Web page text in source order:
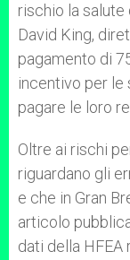
rischio la salute
David King,
pagamento di
incentivo per le
pagare le loro
Oltre ai rischi
riguardano gli
e che in Gran
articolo
dati della HFEA